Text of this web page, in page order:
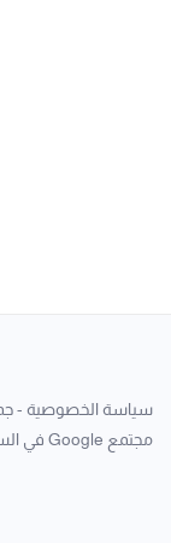
سياسة الخصوصية -
مجتمع Google في السعودية